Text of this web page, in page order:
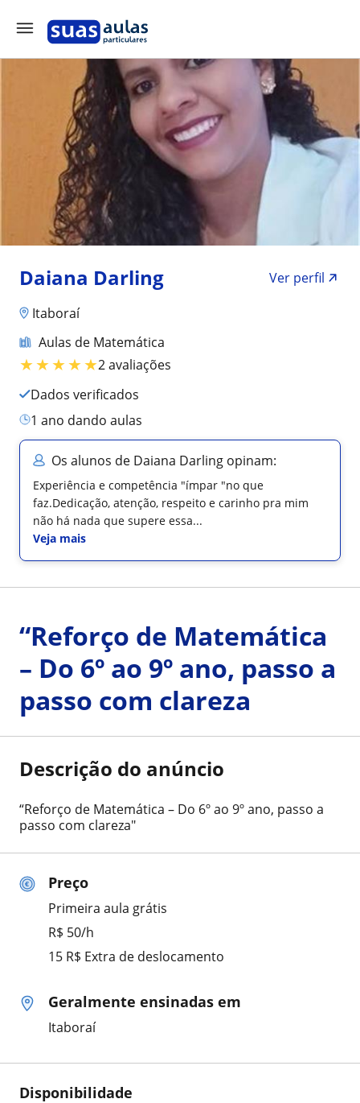
Daiana Darling
Ver perfil
Itaboraí
Aulas de Matemática
★★★★★2 avaliações
Dados verificados
1 ano dando aulas
Os alunos de Daiana Darling opinam:
Experiência e competência "ímpar "no que
faz.Dedicação, atenção, respeito e carinho pra mim
não há nada que supere essa...
Veja mais
Preço
Primeira aula grátis
R$ 50/h
15 R$ Extra de deslocamento
Geralmente ensinadas em
Itaboraí
Disponibilidade
“Reforço de Matemática
– Do 6º ao 9º ano, passo a
passo com clareza
Descrição do anúncio
“Reforço de Matemática – Do 6º ao 9º ano, passo a
passo com clareza"